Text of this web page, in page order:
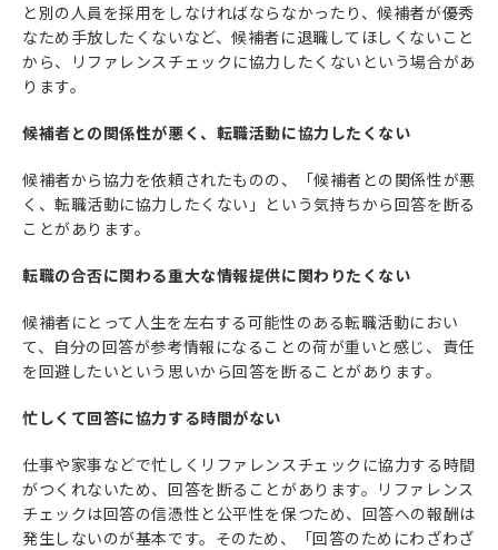
と別の人員を採用をしなければならなかったり、候補者が優秀
なため手放したくないなど、候補者に退職してほしくないこと
から、リファレンスチェックに協力したくないという場合があ
ります。
候補者との関係性が悪く、転職活動に協力したくない
候補者から協力を依頼されたものの、「候補者との関係性が悪
く、転職活動に協力したくない」という気持ちから回答を断る
ことがあります。
転職の合否に関わる重大な情報提供に関わりたくない
候補者にとって人生を左右する可能性のある転職活動におい
て、自分の回答が参考情報になることの荷が重いと感じ、責任
を回避したいという思いから回答を断ることがあります。
忙しくて回答に協力する時間がない
仕事や家事などで忙しくリファレンスチェックに協力する時間
がつくれないため、回答を断ることがあります。リファレンス
チェックは回答の信憑性と公平性を保つため、回答への報酬は
発生しないのが基本です。そのため、「回答のためにわざわざ